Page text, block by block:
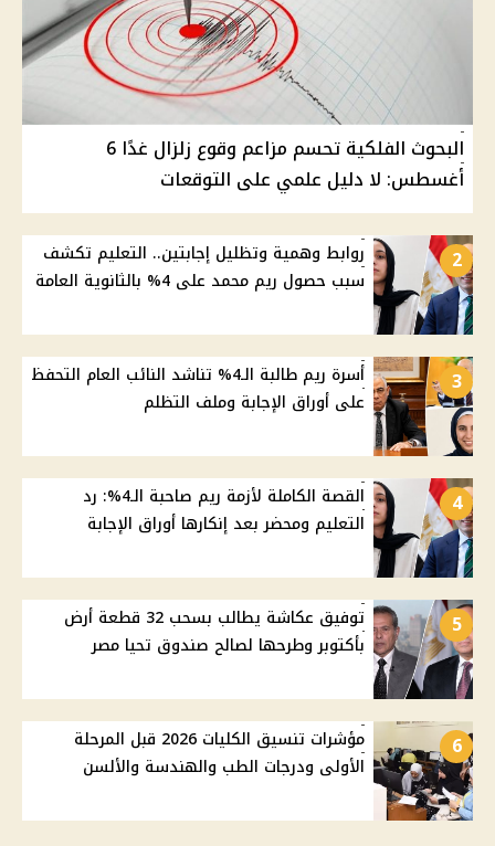
البحوث الفلكية تحسم مزاعم وقوع زلزال غدًا 6
أغسطس: لا دليل علمي على التوقعات
2
روابط وهمية وتظليل إجابتين.. التعليم تكشف
سبب حصول ريم محمد على 4% بالثانوية العامة
3
أسرة ريم طالبة الـ4% تناشد النائب العام التحفظ
على أوراق الإجابة وملف التظلم
4
القصة الكاملة لأزمة ريم صاحبة الـ4%: رد
التعليم ومحضر بعد إنكارها أوراق الإجابة
5
توفيق عكاشة يطالب بسحب 32 قطعة أرض
بأكتوبر وطرحها لصالح صندوق تحيا مصر
6
مؤشرات تنسيق الكليات 2026 قبل المرحلة
الأولى ودرجات الطب والهندسة والألسن